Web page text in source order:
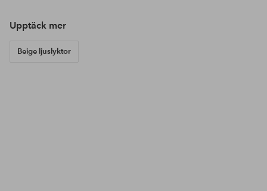
Upptäck mer
Beige ljuslyktor